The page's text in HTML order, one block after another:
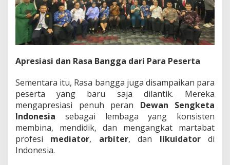
Apresiasi dan Rasa Bangga dari Para Peserta
Sementara itu, Rasa bangga juga disampaikan para
peserta yang baru saja dilantik. Mereka
mengapresiasi penuh peran Dewan Sengketa
Indonesia sebagai lembaga yang konsisten
membina, mendidik, dan mengangkat martabat
profesi mediator, arbiter, dan likuidatordi
Indonesia.